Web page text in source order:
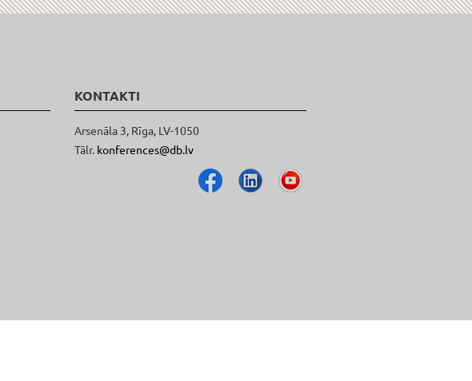
KONTAKTI
Arsenāla 3, Rīga, LV-1050
Tālr. konferences@db.lv